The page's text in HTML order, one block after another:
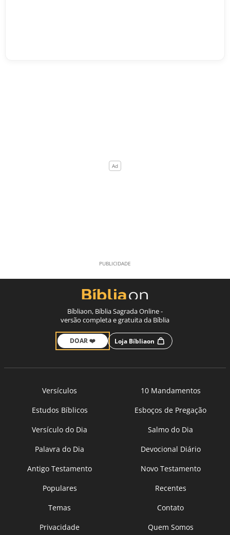
Bíbliaon, Bíblia Sagrada Online -
versão completa e gratuita da Bíblia
DOAR ❤️ Loja Bíbliaon
Versículos
10 Mandamentos
Estudos Bíblicos
Esboços de Pregação
Versículo do Dia
Salmo do Dia
Palavra do Dia
Devocional Diário
Antigo Testamento
Novo Testamento
Populares
Recentes
Temas
Contato
Privacidade
Quem Somos